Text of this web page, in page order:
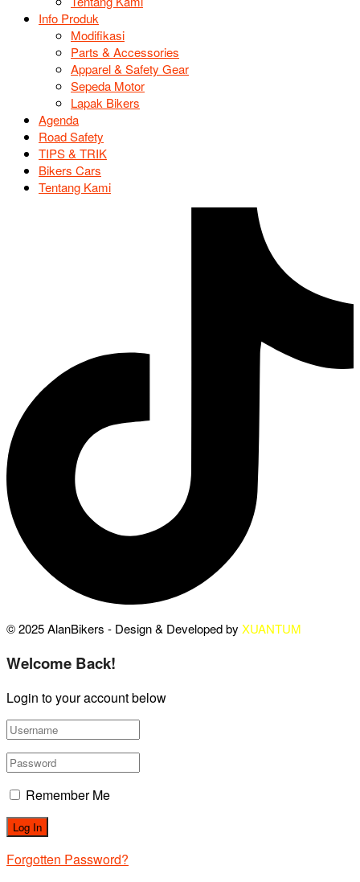
Info Produk
Modifikasi
Parts & Accessories
Apparel & Safety Gear
Sepeda Motor
Lapak Bikers
Agenda
Road Safety
TIPS & TRIK
Bikers Cars
Tentang Kami
© 2025 AlanBikers - Design & Developed by XUANTUM
Welcome Back!
Login to your account below
Remember Me
Forgotten Password?